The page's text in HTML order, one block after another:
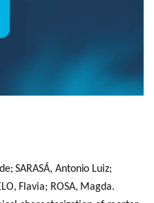
SARASÁ, Antonio Luiz;
Flavia; ROSA, Magda.